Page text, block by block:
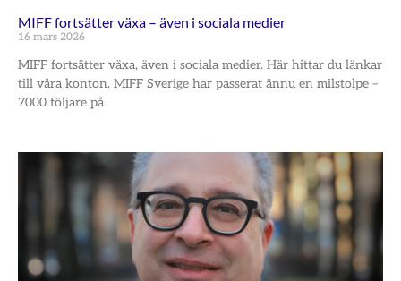
MIFF fortsätter växa – även i sociala medier
16 mars 2026
MIFF fortsätter växa, även i sociala medier. Här hittar du länkar
till våra konton. MIFF Sverige har passerat ännu en milstolpe –
7000 följare på